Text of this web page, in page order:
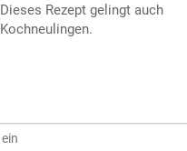
Dieses Rezept gelingt auch
Kochneulingen.